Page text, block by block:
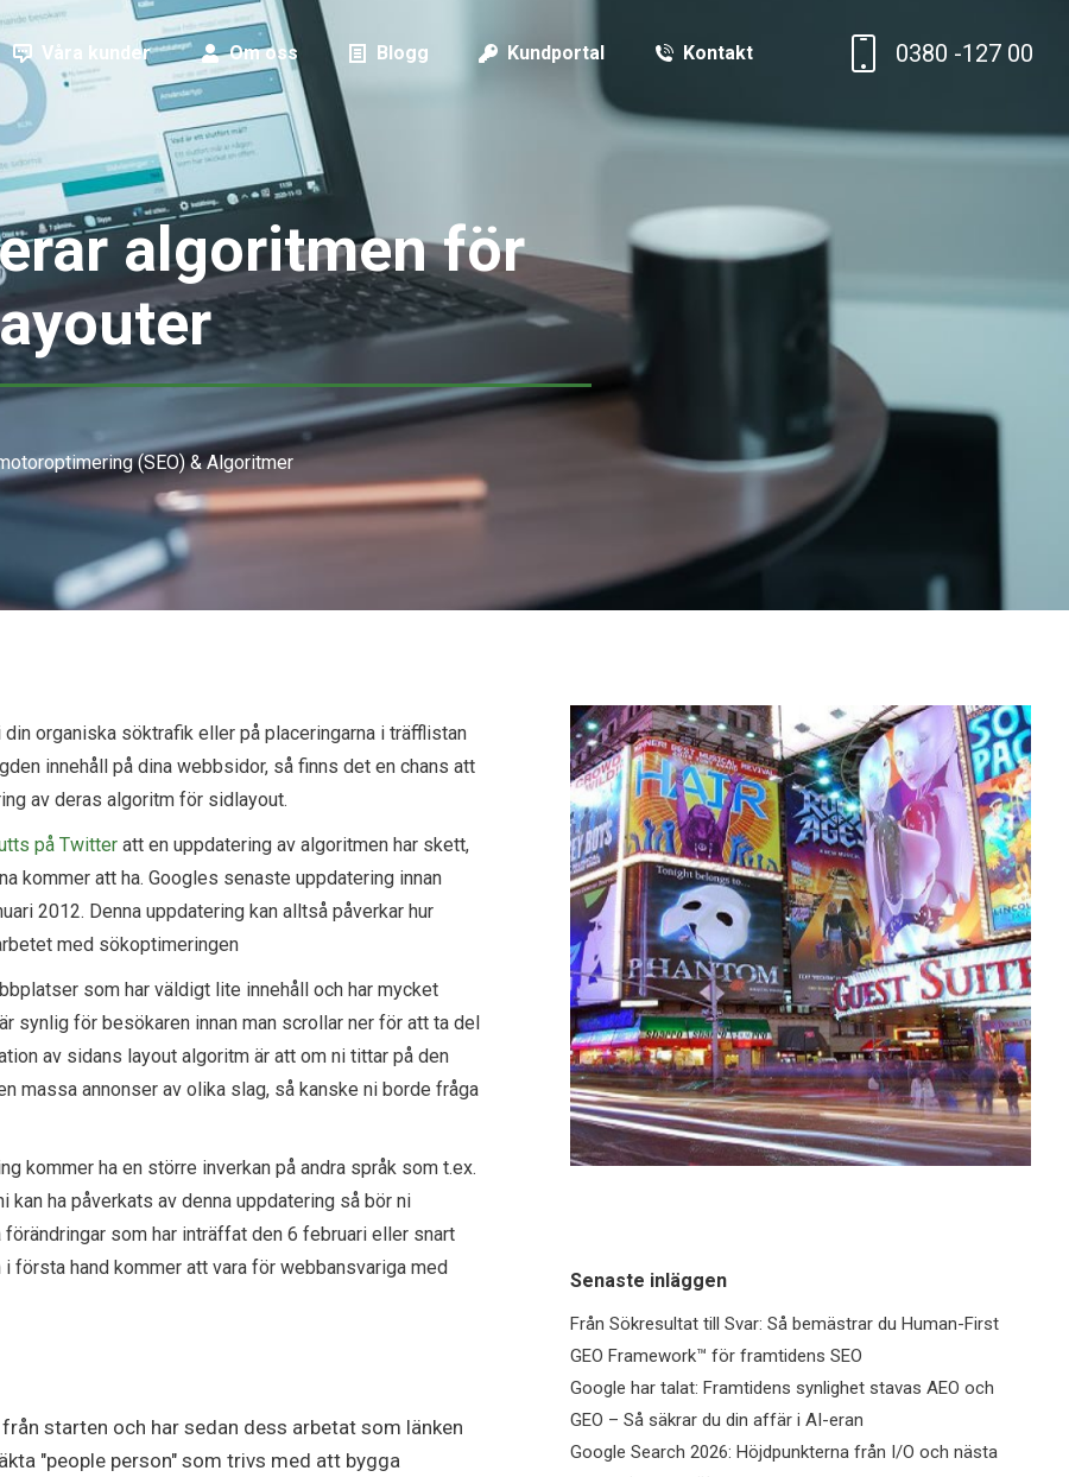
Våra kunder Om oss Blogg Kundportal Kontakt 0380 -127 00
algoritmen för
(SEO) & Algoritmer
organiska söktrafik eller på placeringarna i träfflistan
innehåll på dina webbsidor, så finns det en chans att
av deras algoritm för sidlayout.
på Twitter att en uppdatering av algoritmen har skett,
kommer att ha. Googles senaste uppdatering innan
2012. Denna uppdatering kan alltså påverkar hur
med sökoptimeringen
som har väldigt lite innehåll och har mycket
synlig för besökaren innan man scrollar ner för att ta del
av sidans layout algoritm är att om ni tittar på den
massa annonser av olika slag, så kanske ni borde fråga
kommer ha en större inverkan på andra språk som t.ex.
kan ha påverkats av denna uppdatering så bör ni
som har inträffat den 6 februari eller snart
första hand kommer att vara för webbansvariga med
starten och har sedan dess arbetat som länken
"people person" som trivs med att bygga
Senaste inläggen
Från Sökresultat till Svar: Så bemästrar du Human-First
GEO Framework™ för framtidens SEO
Google har talat: Framtidens synlighet stavas AEO och
GEO – Så säkrar du din affär i AI-eran
Google Search 2026: Höjdpunkterna från I/O och nästa